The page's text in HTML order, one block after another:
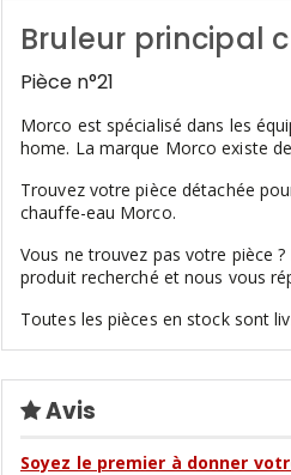
Bruleur principal
Pièce n°21
Morco est spécialisé dans les
home. La marque Morco existe
Trouvez votre pièce détachée
chauffe-eau Morco.
Vous ne trouvez pas votre pièce
produit recherché et nous vous
Toutes les pièces en stock sont
Avis
Soyez le premier à donner